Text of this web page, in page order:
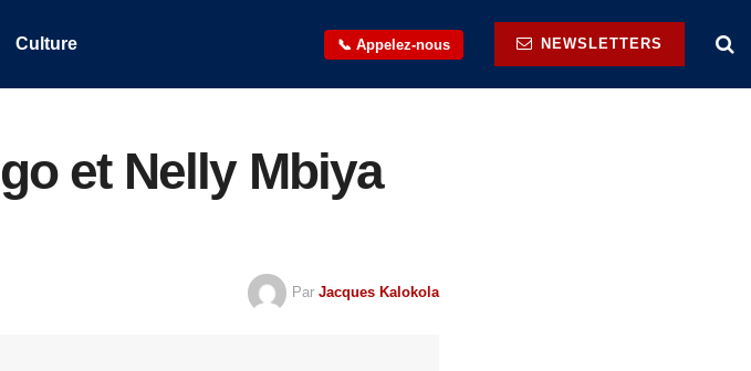
Culture 📞 Appelez-nous NEWSLETTERS
et Nelly Mbiya
Par Jacques Kalokola